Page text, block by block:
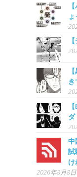
ダ
中
試
け
2026年8月8